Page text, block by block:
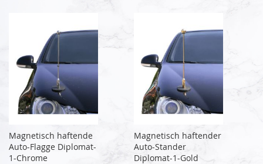
Magnetisch haftende
Auto-Flagge Diplomat-
1-Chrome
Magnetisch haftender
Auto-Stander
Diplomat-1-Gold